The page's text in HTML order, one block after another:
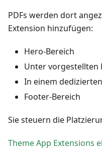
PDFs werden dort
Extension hinzufügen:
Hero-Bereich
Unter vorgestellten
In einem
Footer-Bereich
Sie steuern die
Theme App Extensions